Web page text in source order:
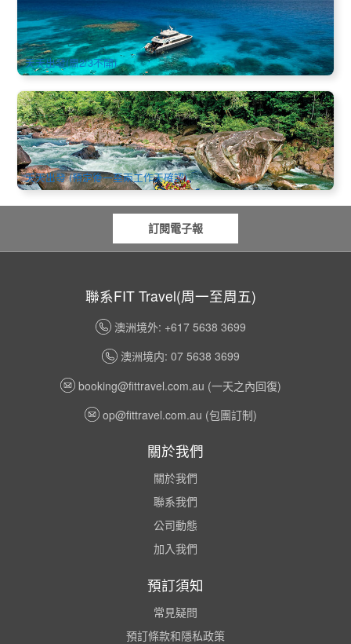
2.6k 已預訂
AUD $186.00 $195.00
CNS03100
天天出發(周2/3不開)
塔利河峽谷全日激流泛舟(Tully River Rafting) Mission Beach
美神海灘出發/自駕前往
541 已預訂
AUD $250.00 $269.00
CNS03291
天天出發 (預定後一至兩工作天確認)
訂閱電子報
聯系FIT Travel(周一至周五)
澳洲境外: +617 5638 3699
澳洲境内: 07 5638 3699
booking@fittravel.com.au (一天之內回復)
op@fittravel.com.au (包團訂制)
關於我們
關於我們
聯系我們
公司動態
加入我們
預訂須知
常見疑問
預訂條款和隱私政策